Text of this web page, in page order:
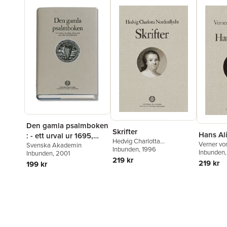
Den gamla psalmboken
: - ett urval ur 1695,
1819 och 1937 års
psalmböcker
Svenska Akademin
Inbunden, 2001
199 kr
Skrifter
Hedvig Charlotta
Nordenflycht
Inbunden, 1996
219 kr
Hans
Verner
Inbunden
219 kr